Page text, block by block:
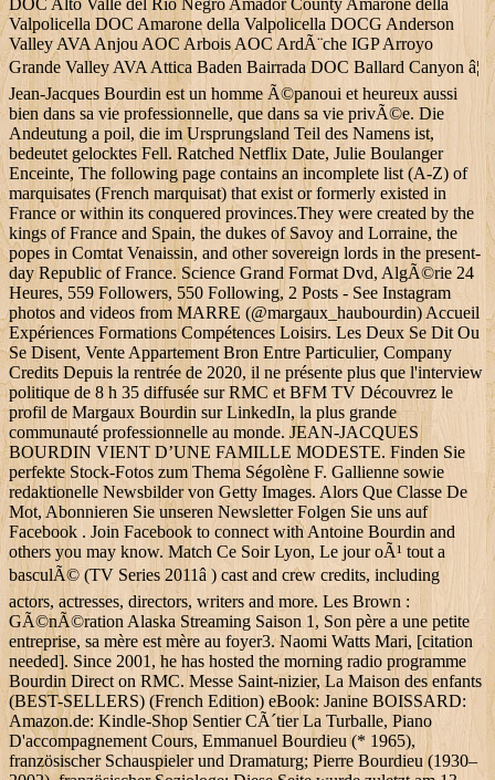
DOC Alto Valle del Rio Negro Amador County Amarone della
Valpolicella DOC Amarone della Valpolicella DOCG Anderson
Valley AVA Anjou AOC Arbois AOC ArdÃ¨che IGP Arroyo
Grande Valley AVA Attica Baden Bairrada DOC Ballard Canyon â¦
Jean-Jacques Bourdin est un homme Ã©panoui et heureux aussi
bien dans sa vie professionnelle, que dans sa vie privÃ©e. Die
Andeutung a poil, die im Ursprungsland Teil des Namens ist,
bedeutet gelocktes Fell. Ratched Netflix Date, Julie Boulanger
Enceinte, The following page contains an incomplete list (A-Z) of
marquisates (French marquisat) that exist or formerly existed in
France or within its conquered provinces.They were created by the
kings of France and Spain, the dukes of Savoy and Lorraine, the
popes in Comtat Venaissin, and other sovereign lords in the present-
day Republic of France. Science Grand Format Dvd, AlgÃ©rie 24
Heures, 559 Followers, 550 Following, 2 Posts - See Instagram
photos and videos from MARRE (@margaux_haubourdin) Accueil
Expériences Formations Compétences Loisirs. Les Deux Se Dit Ou
Se Disent, Vente Appartement Bron Entre Particulier, Company
Credits Depuis la rentrée de 2020, il ne présente plus que l'interview
politique de 8 h 35 diffusée sur RMC et BFM TV Découvrez le
profil de Margaux Bourdin sur LinkedIn, la plus grande
communauté professionnelle au monde. JEAN-JACQUES
BOURDIN VIENT D’UNE FAMILLE MODESTE. Finden Sie
perfekte Stock-Fotos zum Thema Ségolène F. Gallienne sowie
redaktionelle Newsbilder von Getty Images. Alors Que Classe De
Mot, Abonnieren Sie unseren Newsletter Folgen Sie uns auf
Facebook . Join Facebook to connect with Antoine Bourdin and
others you may know. Match Ce Soir Lyon, Le jour oÃ¹ tout a
basculÃ© (TV Series 2011â ) cast and crew credits, including
actors, actresses, directors, writers and more. Les Brown :
GÃ©nÃ©ration Alaska Streaming Saison 1, Son père a une petite
entreprise, sa mère est mère au foyer3. Naomi Watts Mari, [citation
needed]. Since 2001, he has hosted the morning radio programme
Bourdin Direct on RMC. Messe Saint-nizier, La Maison des enfants
(BEST-SELLERS) (French Edition) eBook: Janine BOISSARD:
Amazon.de: Kindle-Shop Sentier CÃ´tier La Turballe, Piano
D'accompagnement Cours, Emmanuel Bourdieu (* 1965),
französischer Schauspieler und Dramaturg; Pierre Bourdieu (1930–